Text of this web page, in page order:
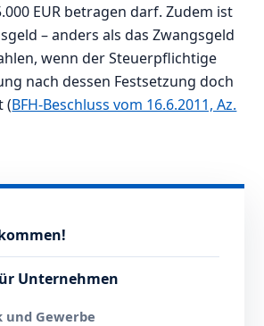
EUR betragen darf. Zudem ist
– anders als das Zwangsgeld
wenn der Steuerpflichtige
nach dessen Festsetzung doch
(BFH-Beschluss vom 16.6.2011, Az.
Unternehmen
und Gewerbe